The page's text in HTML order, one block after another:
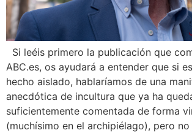
Si leéis primero la publicación que
ABC.es, os ayudará a entender que si
hecho aislado, hablaríamos de una
anecdótica de incultura que ya ha
suficientemente comentada de forma
(muchísimo en el archipiélago), pero